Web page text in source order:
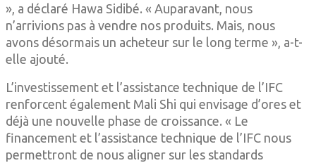
», a déclaré Hawa Sidibé. « Auparavant, nous
n’arrivions pas à vendre nos produits. Mais, nous
avons désormais un acheteur sur le long terme », a-t-
elle ajouté.
L’investissement et l’assistance technique de l’IFC
renforcent également Mali Shi qui envisage d’ores et
déjà une nouvelle phase de croissance. « Le
financement et l’assistance technique de l’IFC nous
permettront de nous aligner sur les standards